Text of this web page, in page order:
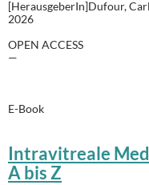
[HerausgeberIn]Dufour,
2026
OPEN ACCESS
—
E-Book
Intravitreale
A bis Z